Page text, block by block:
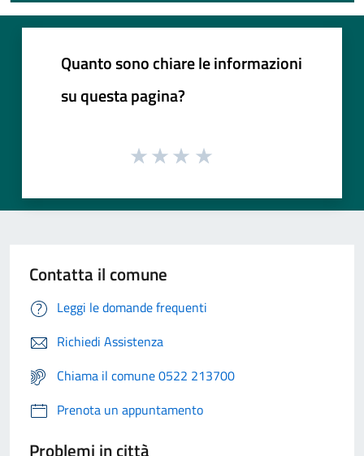
Quanto sono chiare le informazioni
su questa pagina?
Contatta il comune
Leggi le domande frequenti
Richiedi Assistenza
Chiama il comune 0522 213700
Prenota un appuntamento
Problemi in città